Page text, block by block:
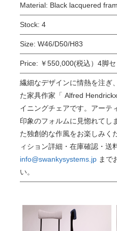
Material: Black lacquered
Stock: 4
Size: W46/D50/H83
Price: ￥550,000(税込）4脚セ
繊細なデザインに情熱を注ぎ
た家具作家「 Alfred
イニングチェアです。アーテ
印象のフォルムに見惚れてし
た独創的な作風をお楽しみく
ィション詳細・在庫確認・送
info@swankysystems.jp まで
い。